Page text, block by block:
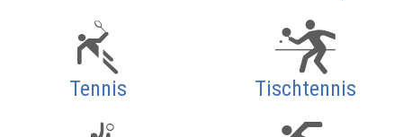
Tennis Tischtennis